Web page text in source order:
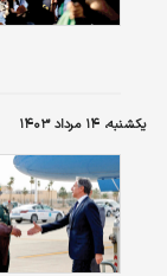
یکشنبه، ۱۴ مرداد ۱۴۰۳